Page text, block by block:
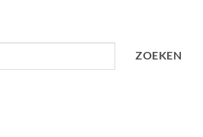
ZOEKEN